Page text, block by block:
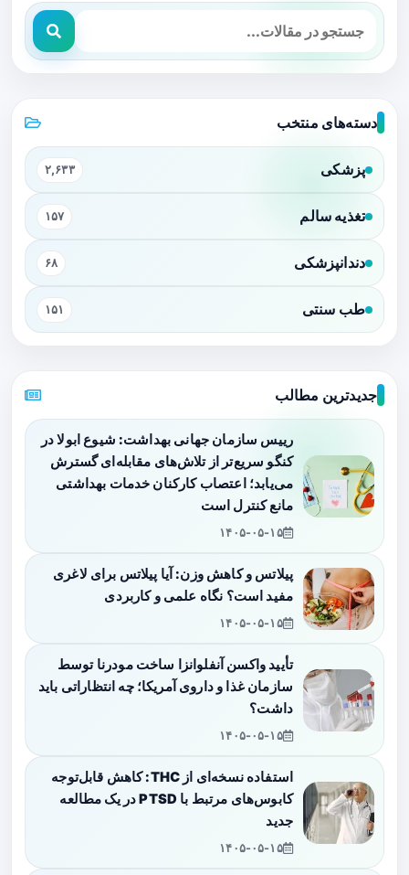
دسته‌های منتخب
پزشکی ۲,۶۳۳
تغذیه سالم ۱۵۷
دندانپزشکی ۶۸
طب سنتی ۱۵۱
جدیدترین مطالب
رییس سازمان جهانی بهداشت: شیوع ابولا در
کنگو سریع‌تر از تلاش‌های مقابله‌ای گسترش
می‌یابد؛ اعتصاب کارکنان خدمات بهداشتی
مانع کنترل است
۱۴۰۵-۰۵-۱۵
پیلاتس و کاهش وزن: آیا پیلاتس برای لاغری
مفید است؟ نگاه علمی و کاربردی
۱۴۰۵-۰۵-۱۵
تأیید واکسن آنفلوانزا ساخت مودرنا توسط
سازمان غذا و داروی آمریکا؛ چه انتظاراتی باید
داشت؟
۱۴۰۵-۰۵-۱۵
استفاده نسخه‌ای از THC: کاهش قابل‌توجه
کابوس‌های مرتبط با PTSD در یک مطالعه
جدید
۱۴۰۵-۰۵-۱۵